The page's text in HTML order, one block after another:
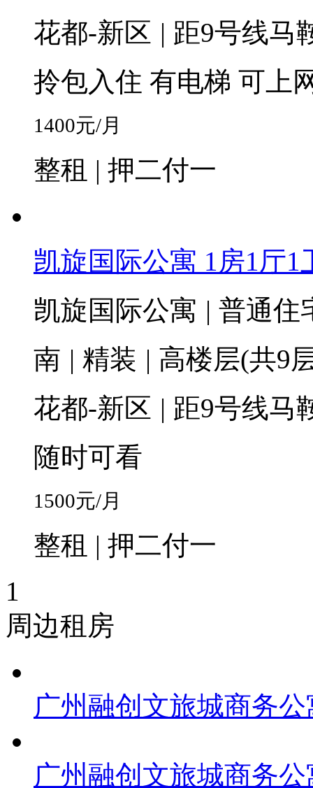
花都-新区 | 距9号线马
拎包入住 有电梯 可上
1400元/月
整租 | 押二付一
凯旋国际公寓 1房1厅1
凯旋国际公寓 | 普通住
南 | 精装 | 高楼层(共9
花都-新区 | 距9号线马
随时可看
1500元/月
整租 | 押二付一
1
周边租房
广州融创文旅城商务公
广州融创文旅城商务公